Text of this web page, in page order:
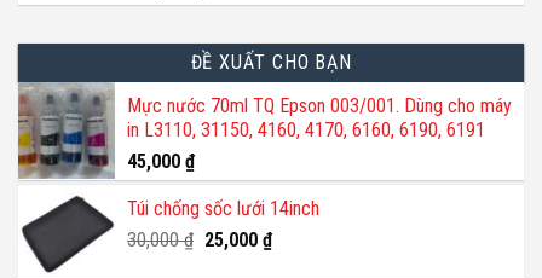
ĐỀ XUẤT CHO BẠN
Mực nước 70ml TQ Epson 003/001. Dùng cho máy
in L3110, 31150, 4160, 4170, 6160, 6190, 6191
45,000 ₫
Túi chống sốc lưới 14inch
30,000₫ Giá
25,000 ₫Giá